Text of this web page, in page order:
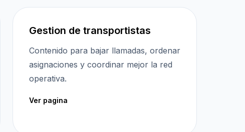
Gestion de transportistas
Contenido para bajar llamadas, ordenar
asignaciones y coordinar mejor la red
operativa.
Ver pagina